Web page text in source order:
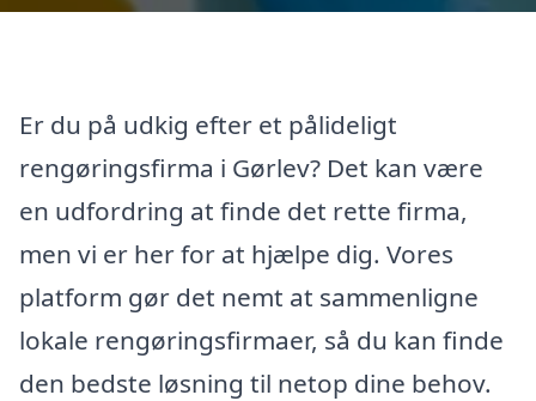
Er du på udkig efter et pålideligt
rengøringsfirma i Gørlev? Det kan være
en udfordring at finde det rette firma,
men vi er her for at hjælpe dig. Vores
platform gør det nemt at sammenligne
lokale rengøringsfirmaer, så du kan finde
den bedste løsning til netop dine behov.